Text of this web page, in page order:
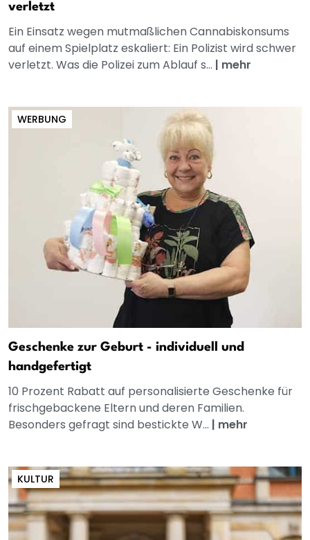
verletzt
Ein Einsatz wegen mutmaßlichen Cannabiskonsums
auf einem Spielplatz eskaliert: Ein Polizist wird schwer
verletzt. Was die Polizei zum Ablauf s... | mehr
WERBUNG
Geschenke zur Geburt - individuell und
handgefertigt
10 Prozent Rabatt auf personalisierte Geschenke für
frischgebackene Eltern und deren Familien.
Besonders gefragt sind bestickte W... | mehr
KULTUR